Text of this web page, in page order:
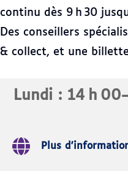
continu dès 9 h 30
Des conseillers
& collect, et une
Lundi : 14 h
Plus